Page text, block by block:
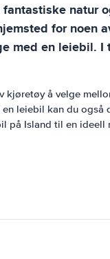
for noen
med en
å velge
leiebil kan du
på Island til en ideell